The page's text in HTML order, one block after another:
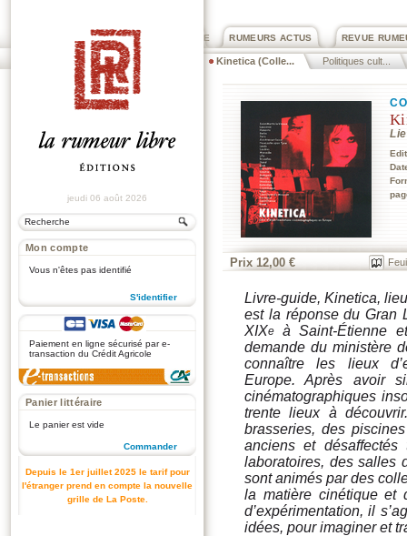
REVUE
RUMEURS ACTUS
PRIX ROGER DEXTRE
Kinetica (Colle... Politiques cult...
jeudi 06 août 2026
Mon compte
Vous n'êtes pas identifié
S'identifier
Paiement en ligne sécurisé par e-
transaction du Crédit Agricole
Panier littéraire
Le panier est vide
Commander
Depuis le 1er juillet 2025 le tarif pour
l'étranger prend en compte la nouvelle
grille de La Poste.
Prix 12,00 €
Livre-guide, Kinetica,
est la réponse du Gran
XIXe
à Saint-Étienne
demande du ministère
connaître les lieux
Europe. Après avoir
cinématographiques
trente lieux à
brasseries, des
anciens et
laboratoires, des salles
sont animés par des
la matière cinétique et
d’expérimentation, il
idées, pour imaginer et